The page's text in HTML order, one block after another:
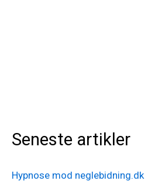
Seneste artikler
Hypnose mod neglebidning.dk